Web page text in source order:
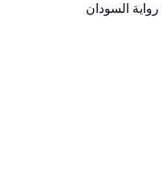
رواية السودان